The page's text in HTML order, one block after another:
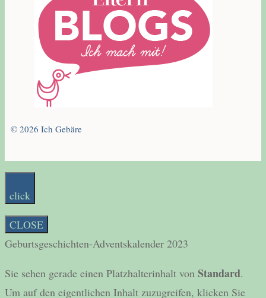
© 2026 Ich Gebäre
click
CLOSE
Geburtsgeschichten-Adventskalender 2023
Sie sehen gerade einen Platzhalterinhalt von Standard.
Um auf den eigentlichen Inhalt zuzugreifen, klicken Sie